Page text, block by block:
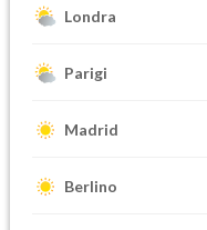
Londra
Parigi
Madrid
Berlino